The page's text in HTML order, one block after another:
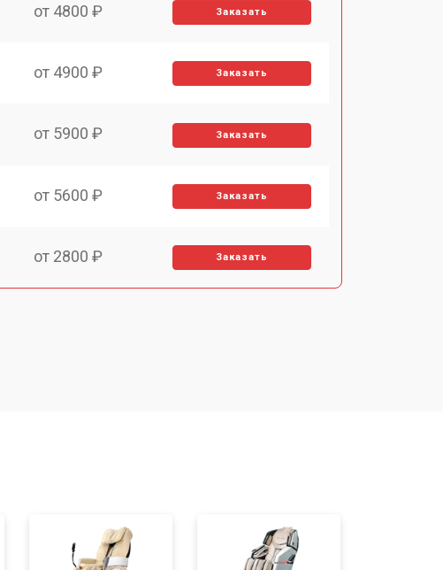
от 4800 ₽ Заказать
от 4900 ₽ Заказать
от 5900 ₽ Заказать
от 5600 ₽ Заказать
от 2800 ₽ Заказать
от 3300 ₽ Заказать